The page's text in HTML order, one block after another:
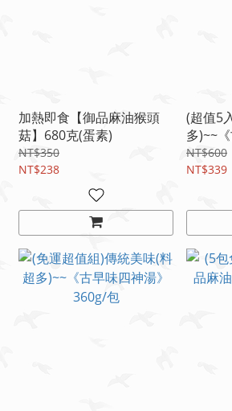
加熱即食【御品麻油猴頭
菇】680克(蛋素)
NT$350
NT$238
(超值5
多)~~
360gx5
NT$600
NT$339